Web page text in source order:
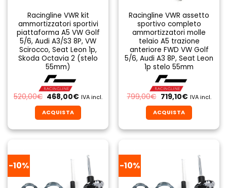
Racingline VWR kit
ammortizzatori sportivi
piattaforma A5 VW Golf
5/6, Audi A3/S3 8P, VW
Scirocco, Seat Leon 1p,
Skoda Octavia 2 (stelo
55mm)
520,00€ Il
prezzo
originale
era:
520,00€.
468,00€Il
attuale
è:
468,00€.
IVA incl.
ACQUISTA
Racingline VWR assetto
sportivo completo
ammortizzatori molle
telaio A5 trazione
anteriore FWD VW Golf
5/6, Audi A3 8P, Seat Leon
1p stelo 55mm
799,00€ Il
prezzo
originale
era:
799,00€.
719,10€Il
attuale
è:
719,10€.
IVA incl.
ACQUISTA
-10% -10%